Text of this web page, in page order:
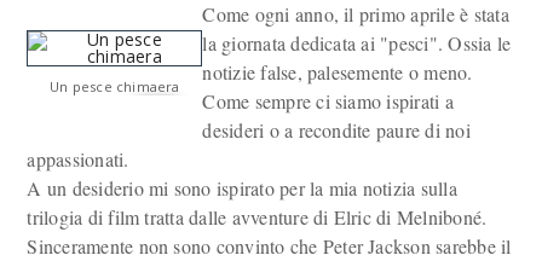
Un pesce chimaera
Come ogni anno, il primo aprile è stata
la giornata dedicata ai "pesci". Ossia le
notizie false, palesemente o meno.
Come sempre ci siamo ispirati a
desideri o a recondite paure di noi
appassionati.
A un desiderio mi sono ispirato per la mia notizia sulla
trilogia di film tratta dalle avventure di Elric di Melniboné.
Sinceramente non sono convinto che Peter Jackson sarebbe il